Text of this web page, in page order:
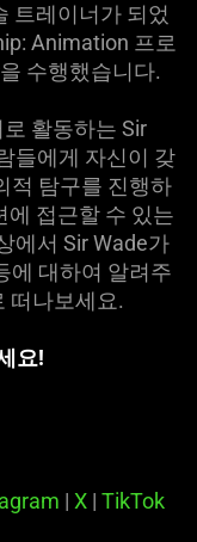
트레이너가 되었
Animation 프로
수행했습니다.
활동하는 Sir
들에게 자신이 갖
적 탐구를 진행하
에 접근할 수 있는
에서 Sir Wade가
에 대하여 알려주
떠나보세요.
요!
| X| TikTok